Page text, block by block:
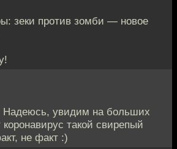
зеки против зомби — новое
Надеюсь, увидим на больших
коронавирус такой свирепый
не факт :)